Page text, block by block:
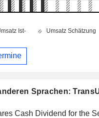
Sprachen:
Cash Dividend for the